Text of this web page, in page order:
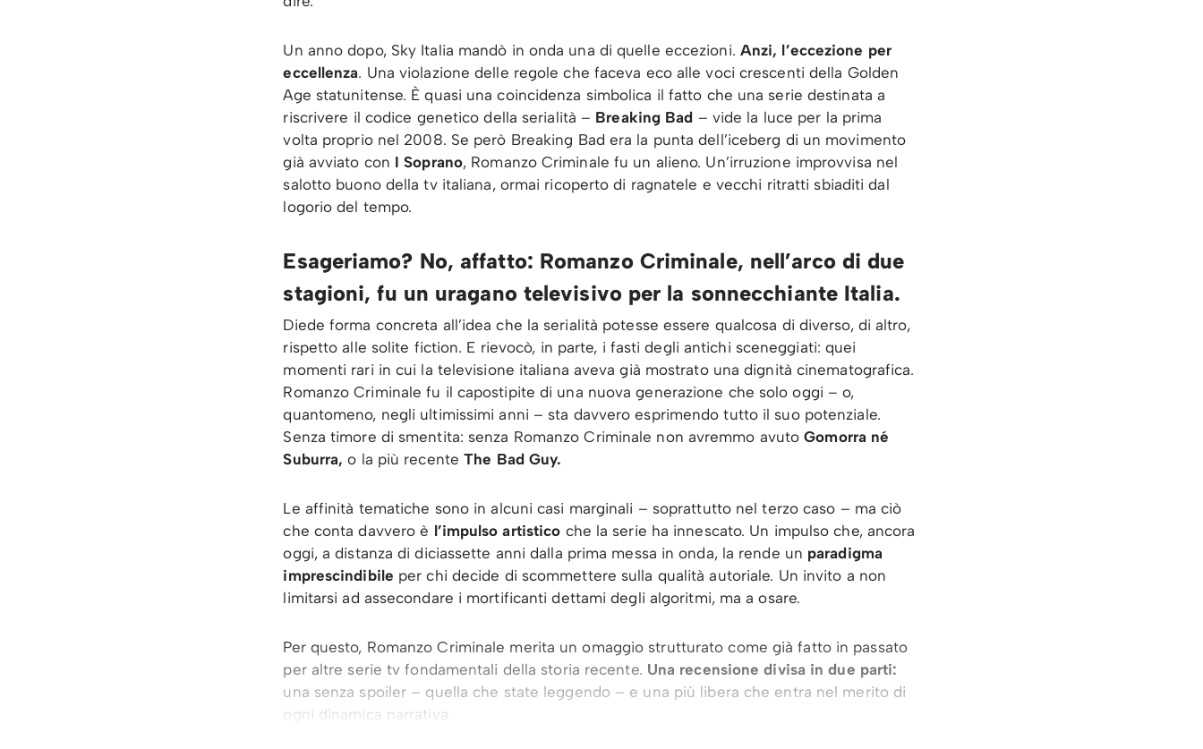
Un anno dopo, Sky Italia mandò in onda una di quelle eccezioni. Anzi, l’eccezione per
eccellenza. Una violazione delle regole che faceva eco alle voci crescenti della Golden
Age statunitense. È quasi una coincidenza simbolica il fatto che una serie destinata a
riscrivere il codice genetico della serialità – Breaking Bad – vide la luce per la prima
volta proprio nel 2008. Se però Breaking Bad era la punta dell’iceberg di un movimento
già avviato con I Soprano, Romanzo Criminale fu un alieno. Un’irruzione improvvisa nel
salotto buono della tv italiana, ormai ricoperto di ragnatele e vecchi ritratti sbiaditi dal
logorio del tempo.
Esageriamo? No, affatto: Romanzo Criminale, nell’arco di due
stagioni, fu un uragano televisivo per la sonnecchiante Italia.
Diede forma concreta all’idea che la serialità potesse essere qualcosa di diverso, di altro,
rispetto alle solite fiction. E rievocò, in parte, i fasti degli antichi sceneggiati: quei
momenti rari in cui la televisione italiana aveva già mostrato una dignità cinematografica.
Romanzo Criminale fu il capostipite di una nuova generazione che solo oggi – o,
quantomeno, negli ultimissimi anni – sta davvero esprimendo tutto il suo potenziale.
Senza timore di smentita: senza Romanzo Criminale non avremmo avutoGomorra né
Suburra, o la più recenteThe Bad Guy.
Le affinità tematiche sono in alcuni casi marginali – soprattutto nel terzo caso – ma ciò
che conta davvero è l’impulso artistico che la serie ha innescato. Un impulso che, ancora
oggi, a distanza di diciassette anni dalla prima messa in onda, la rende un paradigma
imprescindibile per chi decide di scommettere sulla qualità autoriale. Un invito a non
limitarsi ad assecondare i mortificanti dettami degli algoritmi, ma a osare.
Per questo, Romanzo Criminale merita un omaggio strutturato come già fatto in passato
per altre serie tv fondamentali della storia recente. Una recensione divisa in due parti:
una senza spoiler – quella che state leggendo – e una più libera che entra nel merito di
ogni dinamica narrativa.